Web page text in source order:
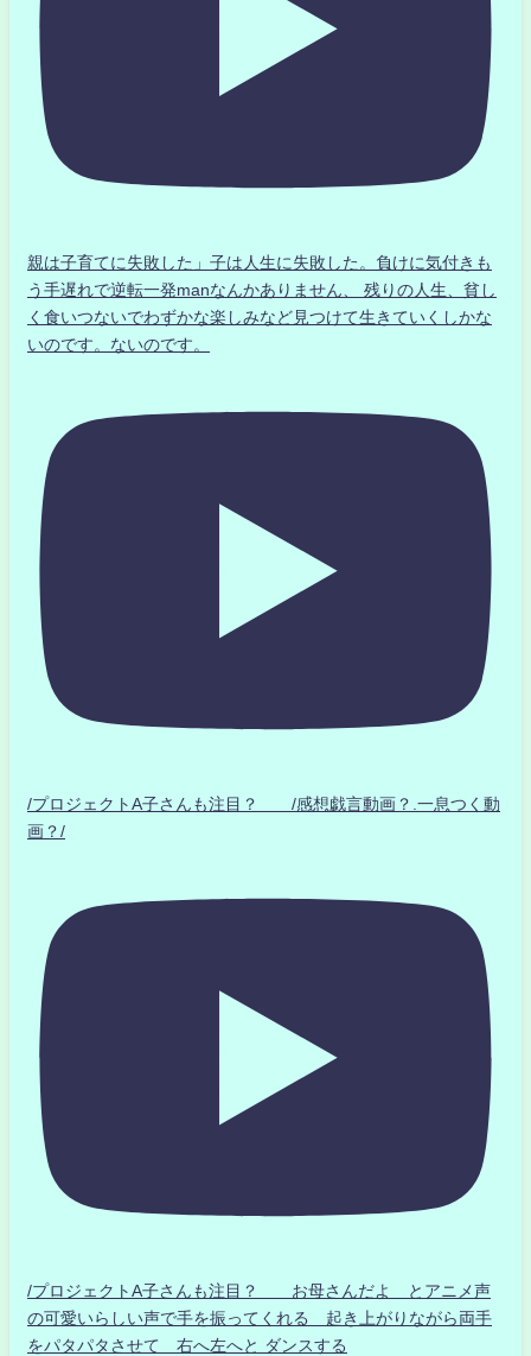
親は子育てに失敗した」子は人生に失敗した。負けに気付きも
う手遅れで逆転一発manなんかありません、 残りの人生、貧し
く食いつないでわずかな楽しみなど見つけて生きていくしかな
いのです。ないのです。
/プロジェクトA子さんも注目？ /感想戯言動画？.一息つく動
画？/
/プロジェクトA子さんも注目？ お母さんだよ とアニメ声
の可愛いらしい声で手を振ってくれる 起き上がりながら両手
をパタパタさせて 右へ左へと ダンスする